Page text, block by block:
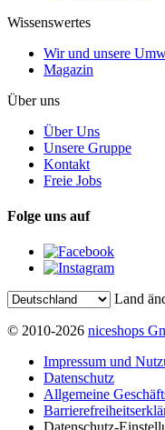
Wissenswertes
Wir und unsere
Magazin
Über uns
Über Uns
Unsere Gruppe
Kontakt
Freie Jobs
Folge uns auf
Land
© 2010-2026 niceshops
Impressum und
Datenschutz
Allgemeine